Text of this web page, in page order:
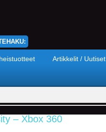
Artikkelit / Uutiset
– Xbox 360